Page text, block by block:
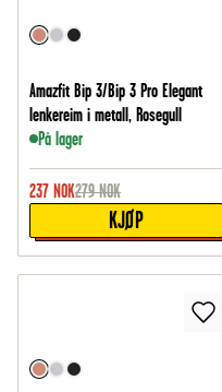
Amazfit Bip 3/Bip 3 Pro Elegant
lenkereim i metall, Rosegull
På lager
237 NOK279 NOK
KJØP